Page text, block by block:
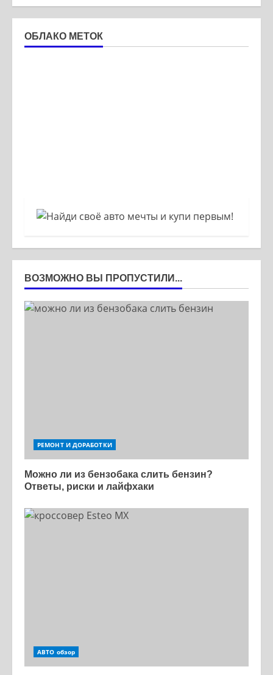
ОБЛАКО МЕТОК
ВОЗМОЖНО ВЫ ПРОПУСТИЛИ...
РЕМОНТ И ДОРАБОТКИ
Можно ли из бензобака слить бензин?
Ответы, риски и лайфхаки
АВТО обзор